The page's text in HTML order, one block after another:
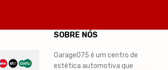
SOBRE NÓS
Garage075 é um centro de
estética automotiva que